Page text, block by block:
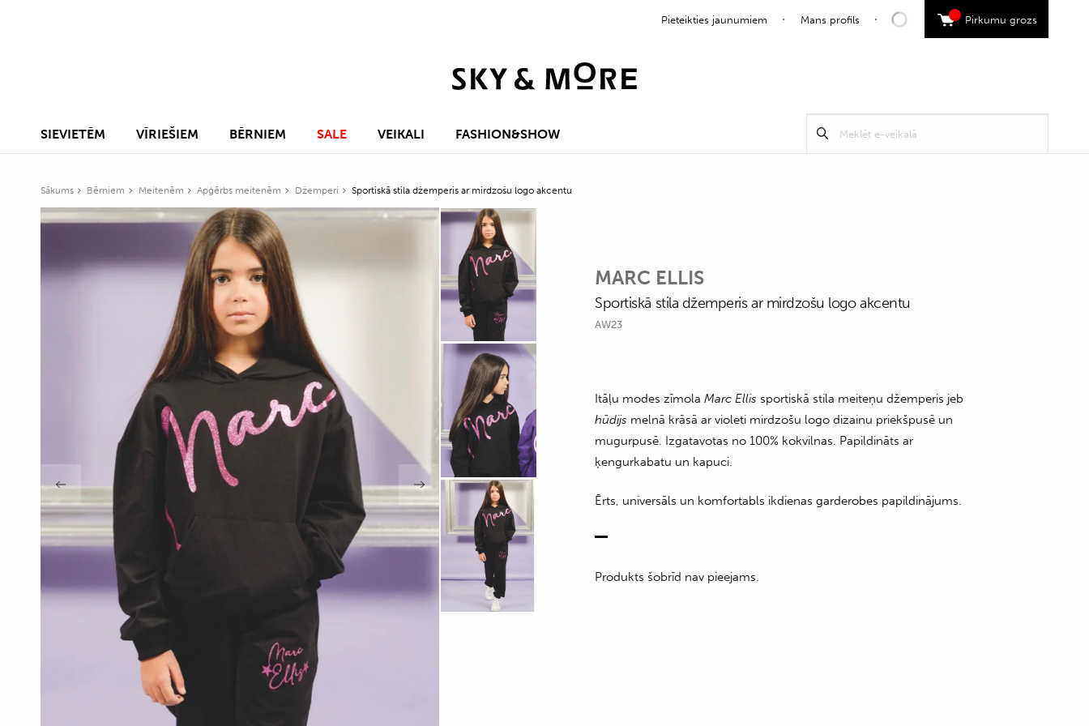
Pieteikties jaunumiem Mans profils Pirkumu grozs
0
SIEVIETĒM VĪRIEŠIEM BĒRNIEM SALE VEIKALI FASHION&SHOW Meklēt
Sākums Bērniem Meitenēm Apģērbs meitenēm Džemperi Sportiskā stila džemperis ar mirdzošu logo akcentu
MARC ELLIS
Sportiskā stila džemperis ar mirdzošu logo akcentu
AW23
Itāļu modes zīmolaMarc Ellissportiskā stila meiteņu džemperis jeb
hūdijs melnā krāsā ar violeti mirdzošu logo dizainu priekšpusē un
mugurpusē. Izgatavotas no 100% kokvilnas. Papildināts ar
ķengurkabatu un kapuci.
Ērts, universāls un komfortabls ikdienas garderobes papildinājums.
Produkts šobrīd nav pieejams.